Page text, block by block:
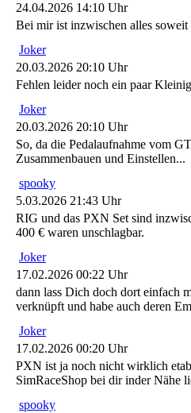
24.04.2026 14:10 Uhr
Bei mir ist inzwischen alles
Joker
20.03.2026 20:10 Uhr
Fehlen leider noch ein paar
Joker
20.03.2026 20:10 Uhr
So, da die Pedalaufnahme vom
Zusammenbauen und Einstellen...
spooky
5.03.2026 21:43 Uhr
RIG und das PXN Set sind
400 € waren unschlagbar.
Joker
17.02.2026 00:22 Uhr
dann lass Dich doch dort einfach
verknüpft und habe auch deren
Joker
17.02.2026 00:20 Uhr
PXN ist ja noch nicht wirklich
SimRaceShop bei dir inder Nähe
spooky